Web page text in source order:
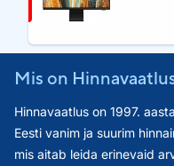
Mis on
Hinnavaatlus on 1997.
Eesti vanim ja suurim
mis aitab leida erinevaid